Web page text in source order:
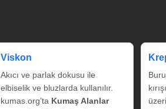
Viskon
Akıcı ve parlak dokusu ile
elbiselik ve bluzlarda kullanılır.
kumas.org’ta Kumaş Alanlar